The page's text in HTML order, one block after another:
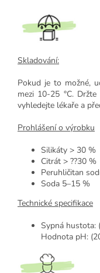
Skladování:
Pokud je to možné,
mezi 10-25 °C.
vyhledejte lékaře a
Prohlášení o výrobku
Silikáty > 30 %
Citrát > ??30 %
Peruhličitan
Soda 5–15 %
Technické specifikace
Sypná hustota:
Hodnota pH: